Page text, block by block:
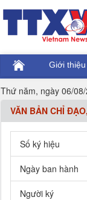
Giới thiệu
Thứ năm, ngày 06/
VĂN BẢN CHỈ
Số ký hiệu
Ngày ban hành
Người ký